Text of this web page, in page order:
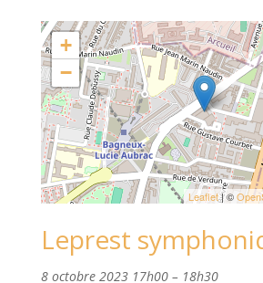
+
−
Leaflet| ©
Leprest
8 octobre 2023 17h00– 18h30